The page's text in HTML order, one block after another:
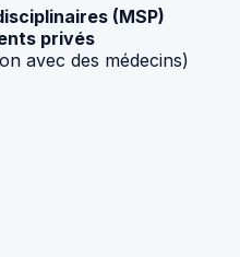
(MSP)
privés
avec des médecins)